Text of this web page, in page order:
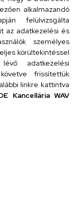
33. alkalmazandó
felülvizsgálta
az adatkezelési és
személyes
körültekintéssel
adatkezelési
frissítettük
linkre kattintva
Kancellária WAV